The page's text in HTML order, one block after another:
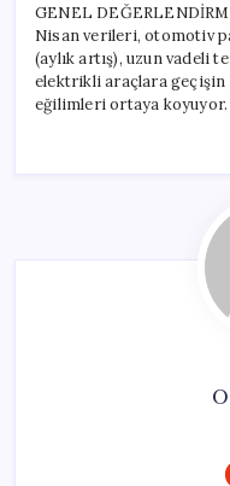
GENEL
Nisan verileri, otomotiv
(aylık artış), uzun vadeli
elektrikli araçlara geçişin
eğilimleri ortaya koyuyor.